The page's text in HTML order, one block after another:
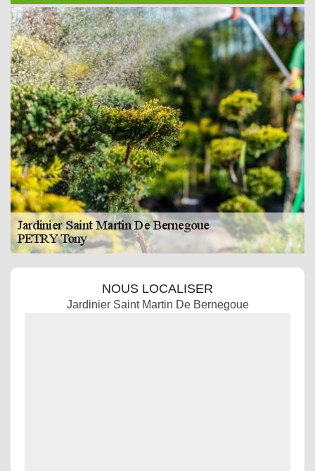
NOUS LOCALISER
Jardinier Saint Martin De Bernegoue